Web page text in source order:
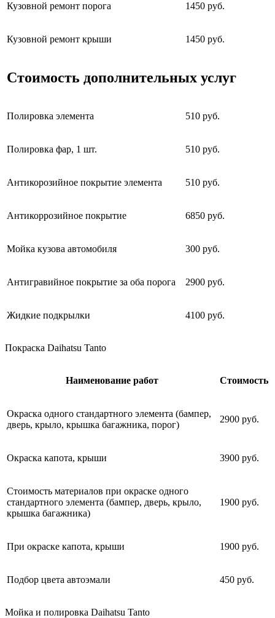
Кузовной ремонт порога 1450 руб.
Кузовной ремонт крыши 1450 руб.
Стоимость дополнительных услуг
Полировка элемента 510 руб.
Полировка фар, 1 шт. 510 руб.
Антикорозийное покрытие элемента 510 руб.
Антикоррозийное покрытие 6850 руб.
Мойка кузова автомобиля 300 руб.
Антигравийное покрытие за оба порога 2900 руб.
Жидкие подкрылки 4100 руб.
Покраска Daihatsu Tanto
Наименование работ Стоимость
Окраска одного стандартного элемента (бампер,
дверь, крыло, крышка багажника, порог)
2900 руб.
Окраска капота, крыши 3900 руб.
Стоимость материалов при окраске одного
стандартного элемента (бампер, дверь, крыло,
крышка багажника)
1900 руб.
При окраске капота, крыши 1900 руб.
Подбор цвета автоэмали 450 руб.
Мойка и полировка Daihatsu Tanto